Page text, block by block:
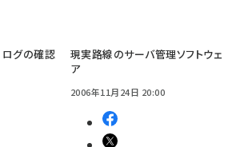
グの確認
現実路線のサーバ管理ソフトウェ
ア
2006年11月24日 20:00